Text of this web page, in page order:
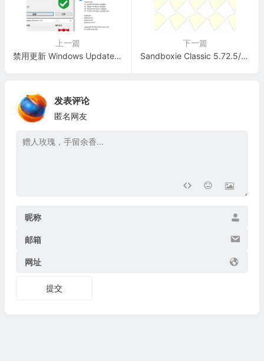
上一篇
禁用更新 Windows Update Blocker v1.8
下一篇
Sandboxie Classic 5.72.5/Sandboxie Plus 1.17.5 最新版 – 沙盒隔离软件
发表评论
匿名网友
昵称
邮箱
网址
提交